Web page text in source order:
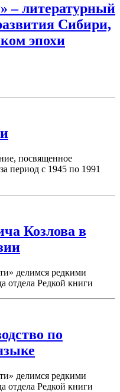
– литературный
Сибири,
эпохи
посвященное
период с 1945 по 1991
Козлова в
делимся редкими
отдела Редкой книги
по
делимся редкими
отдела Редкой книги